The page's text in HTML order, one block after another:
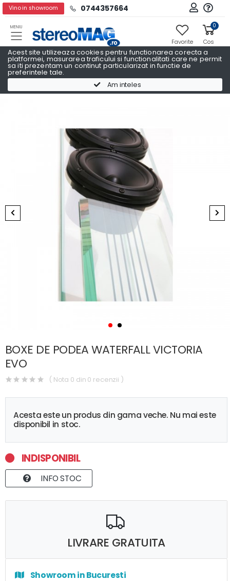
Acest site utilizeaza cookies pentru functionarea corecta a
platformei, masurarea traficului si functionalitati care ne permit
sa iti prezentam un continut particularizat in functie de
preferintele tale.
Am inteles
Vino in showroom 0744357664
MENIU
Favorite
0
Cos
Boxe podea WATERFALL
BOXE DE PODEA WATERFALL VICTORIA
EVO
( Nota 0 din 0 recenzii )
Acesta este un produs din gama veche. Nu mai este
disponibil in stoc.
INDISPONIBIL
INFO STOC
LIVRARE GRATUITA
Showroom in Bucuresti